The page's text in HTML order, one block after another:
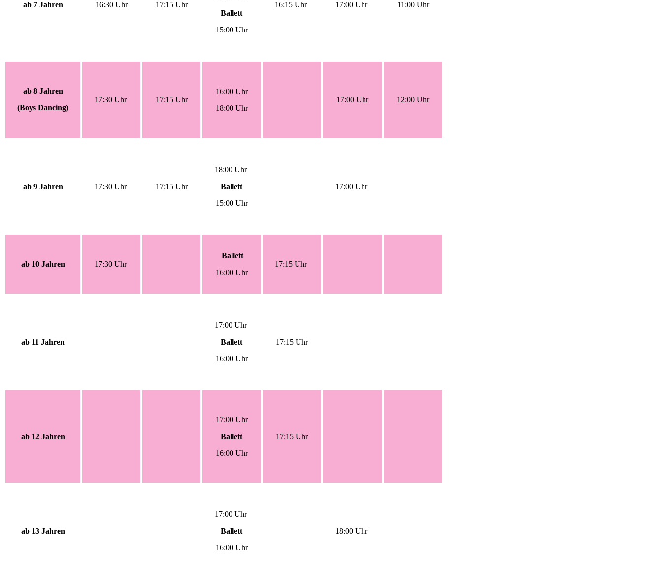
ab 7 Jahren 16:30 Uhr 17:15 Uhr
Ballett
15:00 Uhr
16:15 Uhr 17:00 Uhr 11:00 Uhr
ab 8 Jahren
(Boys Dancing)
17:30 Uhr 17:15 Uhr
16:00 Uhr
18:00 Uhr
17:00 Uhr 12:00 Uhr
ab 9 Jahren 17:30 Uhr 17:15 Uhr
18:00 Uhr
Ballett
15:00 Uhr
17:00 Uhr
ab 10 Jahren 17:30 Uhr
Ballett
16:00 Uhr
17:15 Uhr
ab 11 Jahren
17:00 Uhr
Ballett
16:00 Uhr
17:15 Uhr
ab 12 Jahren
17:00 Uhr
Ballett
16:00 Uhr
17:15 Uhr
ab 13 Jahren
17:00 Uhr
Ballett
16:00 Uhr
18:00 Uhr